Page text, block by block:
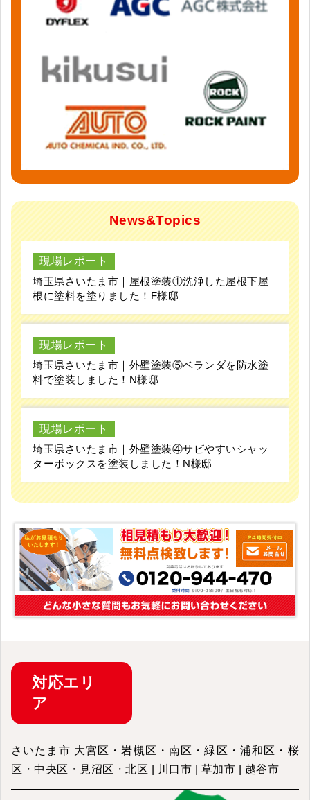
News&Topics
現場レポート
埼玉県さいたま市｜屋根塗装①洗浄した屋根下屋
根に塗料を塗りました！F様邸
現場レポート
埼玉県さいたま市｜外壁塗装⑤ベランダを防水塗
料で塗装しました！N様邸
現場レポート
埼玉県さいたま市｜外壁塗装④サビやすいシャッ
ターボックスを塗装しました！N様邸
対応エリ
ア
さいたま市 大宮区・岩槻区・南区・緑区・浦和区・桜
区・中央区・見沼区・北区 | 川口市 | 草加市 | 越谷市